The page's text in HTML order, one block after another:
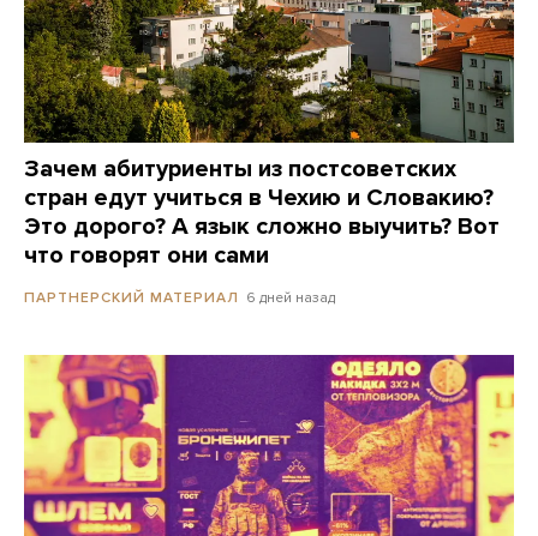
Зачем абитуриенты из постсоветских
стран едут учиться в Чехию и Словакию?
Это дорого? А язык сложно выучить? Вот
что говорят они сами
ПАРТНЕРСКИЙ МАТЕРИАЛ 6 дней назад